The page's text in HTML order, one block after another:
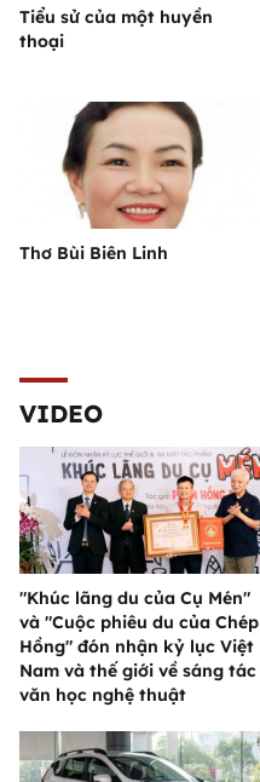
Tiểu sử của một huyền
thoại
Thơ Bùi Biên Linh
VIDEO
"Khúc lãng du của Cụ Mén"
và "Cuộc phiêu du của Chép
Hồng" đón nhận kỷ lục Việt
Nam và thế giới về sáng tác
văn học nghệ thuật